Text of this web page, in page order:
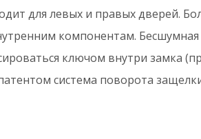
для левых и правых дверей.
компонентам. Бесшумная
ключом внутри замка
система поворота